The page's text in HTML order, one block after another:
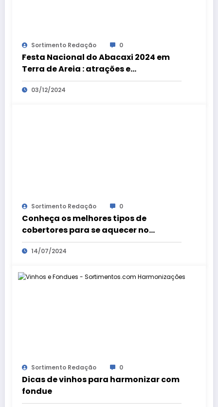
Sortimento Redação 0
Festa Nacional do Abacaxi 2024 em
Terra de Areia : atrações e
programação de shows
03/12/2024
Sortimento Redação 0
Conheça os melhores tipos de
cobertores para se aquecer no
inverno
14/07/2024
Sortimento Redação 0
Dicas de vinhos para harmonizar com
fondue